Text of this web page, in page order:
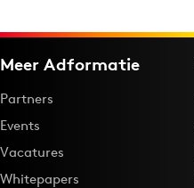
Meer Adformatie
Partners
Events
Vacatures
Whitepapers